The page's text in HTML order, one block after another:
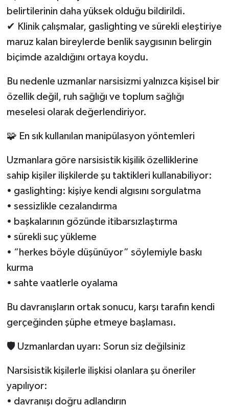
belirtilerinin daha yüksek olduğu bildirildi.
✔ Klinik çalışmalar, gaslighting ve sürekli eleştiriye
maruz kalan bireylerde benlik saygısının belirgin
biçimde azaldığını ortaya koydu.
Bu nedenle uzmanlar narsisizmi yalnızca kişisel bir
özellik değil, ruh sağlığı ve toplum sağlığı
meselesi olarak değerlendiriyor.
🧩 En sık kullanılan manipülasyon yöntemleri
Uzmanlara göre narsisistik kişilik özelliklerine
sahip kişiler ilişkilerde şu taktikleri kullanabiliyor:
• gaslighting: kişiye kendi algısını sorgulatma
• sessizlikle cezalandırma
• başkalarının gözünde itibarsızlaştırma
• sürekli suç yükleme
• “herkes böyle düşünüyor” söylemiyle baskı
kurma
• sahte vaatlerle oyalama
Bu davranışların ortak sonucu, karşı tarafın kendi
gerçeğinden şüphe etmeye başlaması.
🛡 Uzmanlardan uyarı: Sorun siz değilsiniz
Narsisistik kişilerle ilişkisi olanlara şu öneriler
yapılıyor:
• davranışı doğru adlandırın